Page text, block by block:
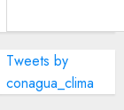
Tweets by
conagua_clima